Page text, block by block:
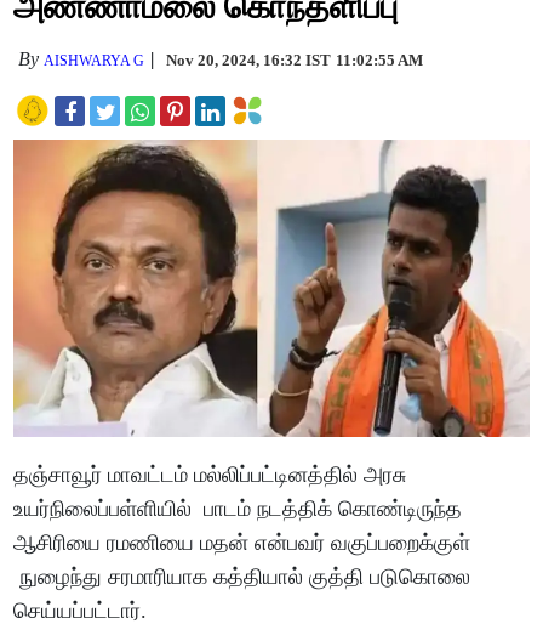
By AISHWARYA G Nov 20, 2024, 16:32 IST 11:02:55 AM
தஞ்சாவூர் மாவட்டம் மல்லிப்பட்டினத்தில் அரசு
உயர்நிலைப்பள்ளியில் பாடம் நடத்திக் கொண்டிருந்த
ஆசிரியை ரமணியை மதன் என்பவர் வகுப்பறைக்குள்
நுழைந்து சரமாரியாக கத்தியால் குத்தி படுகொலை
செய்யப்பட்டார்.